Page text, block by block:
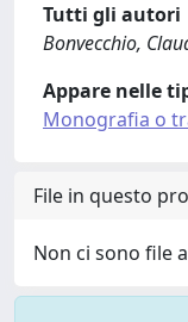
Tutti gli autori
Bonvecchio,
Appare nelle
Monografia o
File in questo
Non ci sono file